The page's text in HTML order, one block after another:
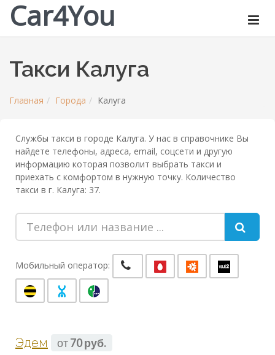
Car4You
Такси Калуга
Главная Города Калуга
Службы такси в городе Калуга. У нас в справочнике Вы
найдете телефоны, адреса, email, соцсети и другую
информацию которая позволит выбрать такси и
приехать с комфортом в нужную точку. Количество
такси в г. Калуга: 37.
Мобильный оператор:
Эдем от70 руб.